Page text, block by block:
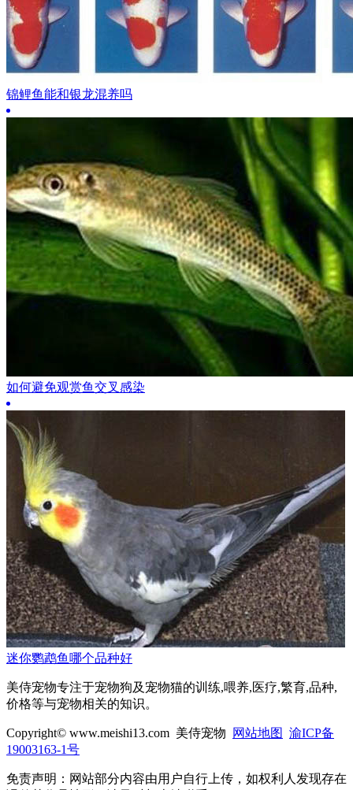
锦鲤鱼能和银龙混养吗
如何避免观赏鱼交叉感染
迷你鹦鹉鱼哪个品种好
美侍宠物专注于宠物狗及宠物猫的训练,喂养,医疗,繁育,品种,
价格等与宠物相关的知识。
Copyright© www.meishi13.com 美侍宠物 网站地图 渝ICP备
19003163-1号
免责声明：网站部分内容由用户自行上传，如权利人发现存在